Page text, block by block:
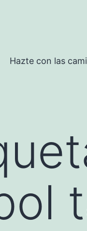
Hazte con las